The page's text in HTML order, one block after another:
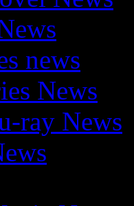
news
News
ray News